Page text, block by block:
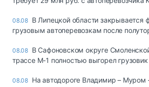
08.08 В Липецкой области закрывается
грузовым автоперевозкам после
08.08 В Сафоновском округе
трассе М-1 полностью выгорел грузовик
08.08 На автодороге Владимир – Муром